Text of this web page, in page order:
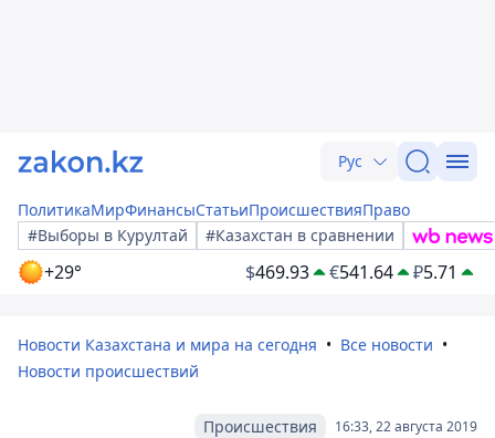
Рус
ПолитикаМирФинансыСтатьиПроисшествияПраво
#Выборы в Курултай
#Казахстан в сравнении
+29° $469.93 €541.64 ₽5.71
Новости Казахстана и мира на сегодня
Все новости
Новости происшествий
16:33, 22 августа 2019
Происшествия